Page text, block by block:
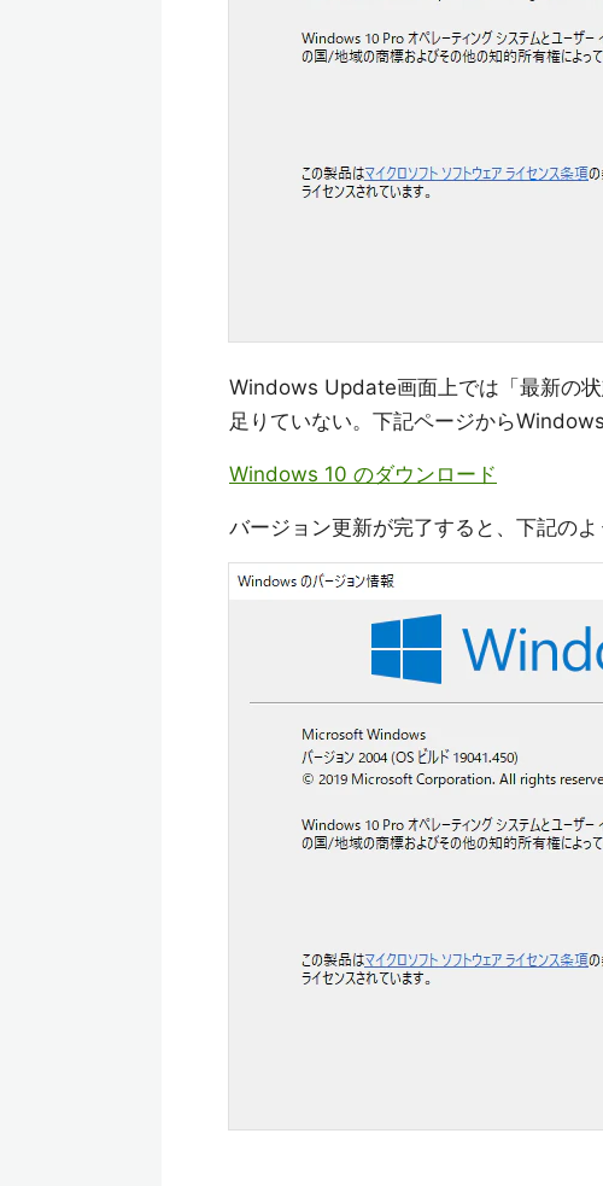
Windows Update画面上では「最新の
足りていない。下記ページから
Windows 10 のダウンロード
バージョン更新が完了すると、下記のよ